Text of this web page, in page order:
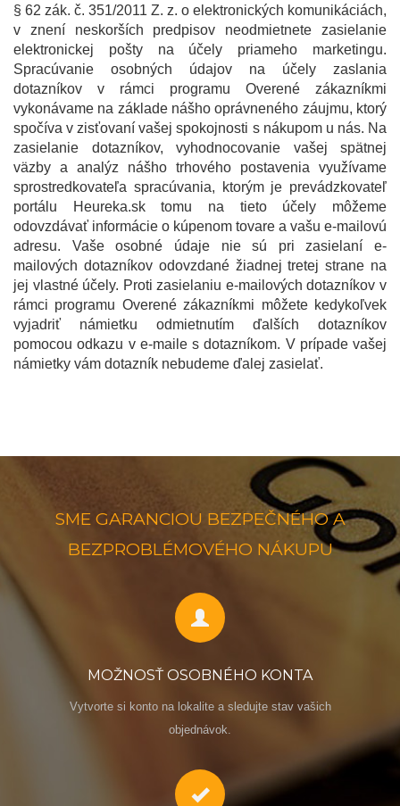
§ 62 zák. č. 351/2011 Z. z. o elektronických komunikáciách,
v znení neskorších predpisov neodmietnete zasielanie
elektronickej pošty na účely priameho marketingu.
Spracúvanie osobných údajov na účely zaslania
dotazníkov v rámci programu Overené zákazníkmi
vykonávame na základe nášho oprávneného záujmu, ktorý
spočíva v zisťovaní vašej spokojnosti s nákupom u nás. Na
zasielanie dotazníkov, vyhodnocovanie vašej spätnej
väzby a analýz nášho trhového postavenia využívame
sprostredkovateľa spracúvania, ktorým je prevádzkovateľ
portálu Heureka.sk tomu na tieto účely môžeme
odovzdávať informácie o kúpenom tovare a vašu e-mailovú
adresu. Vaše osobné údaje nie sú pri zasielaní e-
mailových dotazníkov odovzdané žiadnej tretej strane na
jej vlastné účely. Proti zasielaniu e-mailových dotazníkov v
rámci programu Overené zákazníkmi môžete kedykoľvek
vyjadriť námietku odmietnutím ďalších dotazníkov
pomocou odkazu v e-maile s dotazníkom. V prípade vašej
námietky vám dotazník nebudeme ďalej zasielať.
SME GARANCIOU BEZPEČNÉHO A
BEZPROBLÉMOVÉHO NÁKUPU
MOŽNOSŤ OSOBNÉHO KONTA
Vytvorte si konto na lokalite a sledujte stav vašich
objednávok.